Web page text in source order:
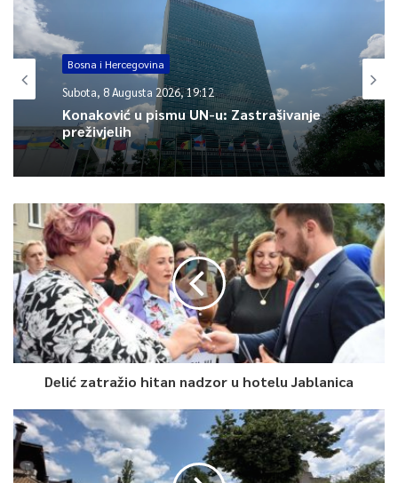
– To nam daje dodatnu obavezu da opravdamo rejting koji
imamo na međunarodnoj sceni, ali i među brojnim ljubiteljima i
poznavaocima sedme umjetnosti. Pozivamo sugrađane da, kao
i uvijek, budu dobri domaćini svim našim gostima – ističu iz
Grada Sarajevo.
0
Article Rating
Bosna i Hercegovina
Subota, 8 Augusta 2026, 19:12
Konaković u pismu UN-u: Zastrašivanje
preživjelih
Delić zatražio hitan nadzor u hotelu Jablanica